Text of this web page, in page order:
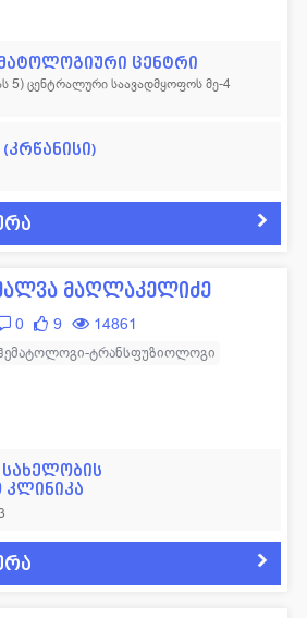
ცენტრი
5) ცენტრალური საავადმყოფოს მე-4
მაღლაკელიძე
0 9 14861
ტრანსფუზიოლოგი
სახელობის
კლინიკა